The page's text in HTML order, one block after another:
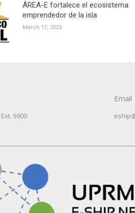
ÁREA-E fortalece el ecosistema
emprendedor de la isla
March 17, 2025
5600
Email